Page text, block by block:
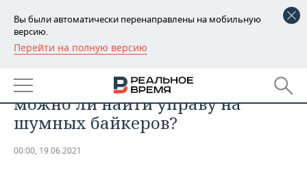
Вы были автоматически перенаправлены на мобильную
версию.
Перейти на полную версию
РЕГИОНЫ
БАШКОРТОСТАН
ТАТАРСТАН
НОВОСТИ
АНАЛИТИКА
Рев мотоциклов по ночам:
можно ли найти управу на
шумных байкеров?
00:00, 19.06.2021